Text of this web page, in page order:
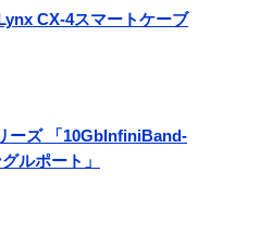
CX-4スマートケーブ
ーズ 「10GbInfiniBand-
ルポート」